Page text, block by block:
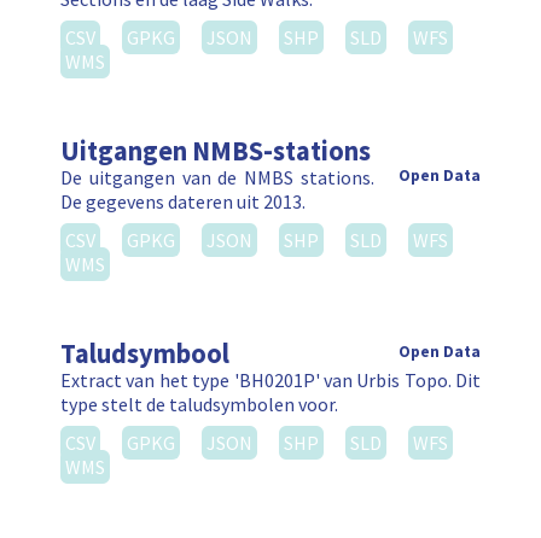
CSV
GPKG JSON SHP SLD
WFS
WMS
Uitgangen NMBS-stations
Open Data
De uitgangen van de NMBS stations.
De gegevens dateren uit 2013.
CSV
GPKG JSON SHP SLD
WFS
WMS
Taludsymbool Open Data
Extract van het type 'BH0201P' van Urbis Topo. Dit
type stelt de taludsymbolen voor.
CSV
GPKG JSON SHP SLD
WFS
WMS